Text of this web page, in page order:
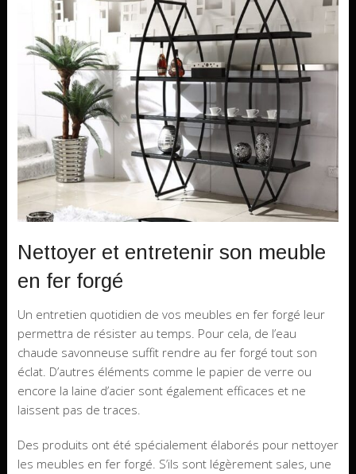
Nettoyer et entretenir son meuble
en fer forgé
Un entretien quotidien de vos meubles en fer forgé leur
permettra de résister au temps. Pour cela, de l’eau
chaude savonneuse suffit rendre au fer forgé tout son
éclat. D’autres éléments comme le papier de verre ou
encore la laine d’acier sont également efficaces et ne
laissent pas de traces.
Des produits ont été spécialement élaborés pour nettoyer
les meubles en fer forgé. S’ils sont légèrement sales, une